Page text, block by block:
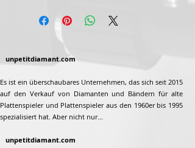
unpetitdiamant.com
Es ist ein überschaubares Unternehmen, das sich seit 2015
auf den Verkauf von Diamanten und Bändern für alte
Plattenspieler und Plattenspieler aus den 1960er bis 1995
spezialisiert hat. Aber nicht nur...
unpetitdiamant.com